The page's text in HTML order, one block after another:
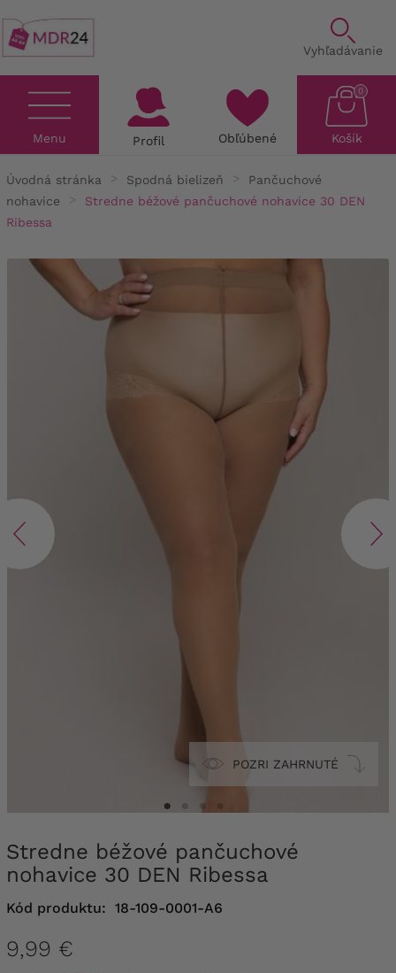
Vyhľadávanie
Menu Profil Obľúbené Košík
0
Úvodná stránka Spodná bielizeň
Pančuchové
nohavice
Stredne béžové pančuchové nohavice 30 DEN
Ribessa
POZRI ZAHRNUTÉ
Stredne béžové pančuchové
nohavice 30 DEN Ribessa
Kód produktu: 18-109-0001-A6
9,99 €